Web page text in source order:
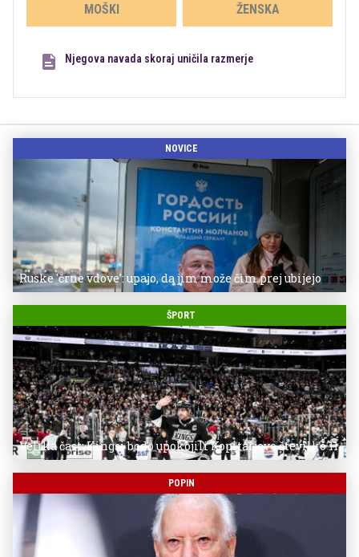
MOŠKI ŽENSKA
Njegova navada skoraj uničila razmerje
NOVICE
Ruske 'črne vdove': upajo, da jim može čim prej ubijejo
ŠPORT
Velika čast: Kingsi bodo upokojili Kopitarjevo številko 11
POPIN